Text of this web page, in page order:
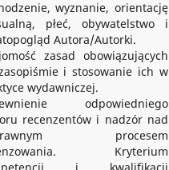
wyznanie, orientację
płeć, obywatelstwo i
Autora/Autorki.
zasad obowiązujących
i stosowanie ich w
wydawniczej.
odpowiedniego
recenzentów i nadzór nad
procesem
Kryterium